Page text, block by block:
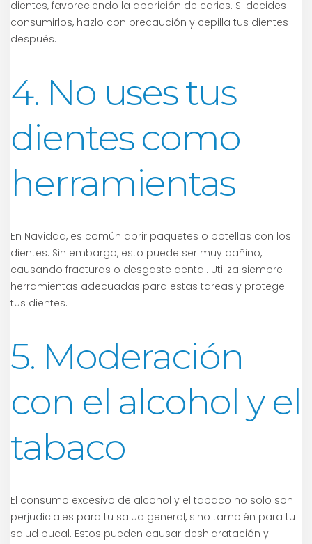
dientes, favoreciendo la aparición de caries. Si decides
consumirlos, hazlo con precaución y cepilla tus dientes
después.
4. No uses tus
dientes como
herramientas
En Navidad, es común abrir paquetes o botellas con los
dientes. Sin embargo, esto puede ser muy dañino,
causando fracturas o desgaste dental. Utiliza siempre
herramientas adecuadas para estas tareas y protege
tus dientes.
5. Moderación
con el alcohol y el
tabaco
El consumo excesivo de alcohol y el tabaco no solo son
perjudiciales para tu salud general, sino también para tu
salud bucal. Estos pueden causar deshidratación y